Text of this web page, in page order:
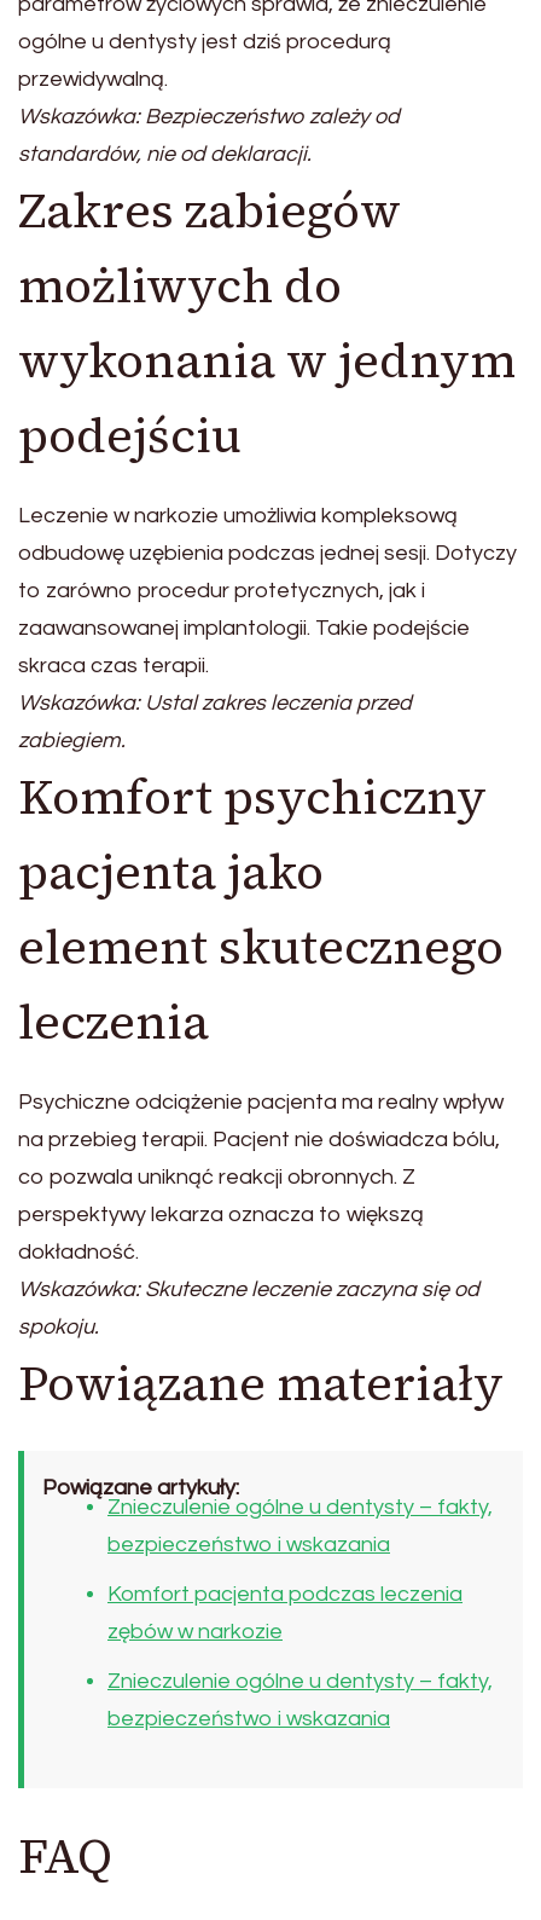
ogólne u dentysty jest dziś procedurą
przewidywalną.
Wskazówka: Bezpieczeństwo zależy od
standardów, nie od deklaracji.
Zakres zabiegów
możliwych do
wykonania w jednym
podejściu
Leczenie w narkozie umożliwia kompleksową
odbudowę uzębienia podczas jednej sesji. Dotyczy
to zarówno procedur protetycznych, jak i
zaawansowanej implantologii. Takie podejście
skraca czas terapii.
Wskazówka: Ustal zakres leczenia przed
zabiegiem.
Komfort psychiczny
pacjenta jako
element skutecznego
leczenia
Psychiczne odciążenie pacjenta ma realny wpływ
na przebieg terapii. Pacjent nie doświadcza bólu,
co pozwala uniknąć reakcji obronnych. Z
perspektywy lekarza oznacza to większą
dokładność.
Wskazówka: Skuteczne leczenie zaczyna się od
spokoju.
Powiązane materiały
Powiązane artykuły:
Znieczulenie ogólne u dentysty – fakty,
bezpieczeństwo i wskazania
Komfort pacjenta podczas leczenia
zębów w narkozie
Znieczulenie ogólne u dentysty – fakty,
bezpieczeństwo i wskazania
FAQ